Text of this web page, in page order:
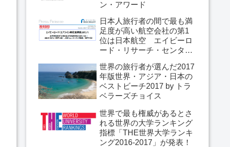
ン・アワード
日本人旅行者の間で最も満
足度が高い航空会社の第1
位は日本航空 エイビーロ
ード・リサーチ・センター
2017」
世界の旅行者が選んだ2017
年版世界・アジア・日本の
ベストビーチ2017 by トラ
ベラーズチョイス
世界で最も権威があるとさ
れる世界の大学ランキング
指標「THE世界大学ランキ
ング2016-2017」が発表！